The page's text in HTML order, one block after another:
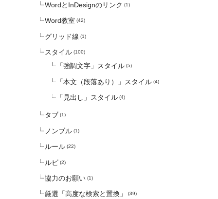
WordとInDesignのリンク (1)
Word教室 (42)
グリッド線 (1)
スタイル (100)
「強調文字」スタイル (5)
「本文（段落あり）」スタイル (4)
「見出し」スタイル (4)
タブ (1)
ノンブル (1)
ルール (22)
ルビ (2)
協力のお願い (1)
厳選「高度な検索と置換」 (39)